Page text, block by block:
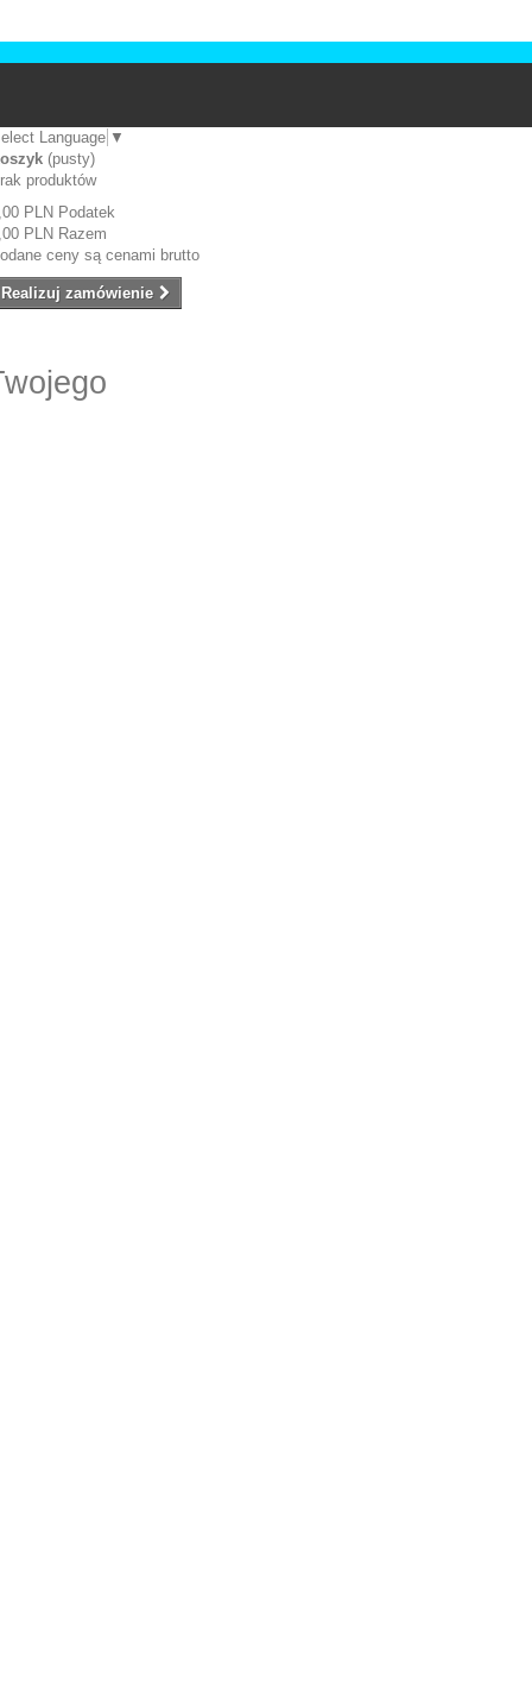
Language ▼
(pusty)
produktów
PLN Podatek
PLN Razem
ceny są cenami brutto
Realizuj zamówienie